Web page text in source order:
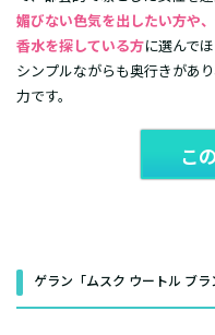
媚びない色気を出したい方や
香水を探している方に選んで
シンプルながらも奥行きがあ
力です。
こ
ゲラン「ムスク ウートル ブラ